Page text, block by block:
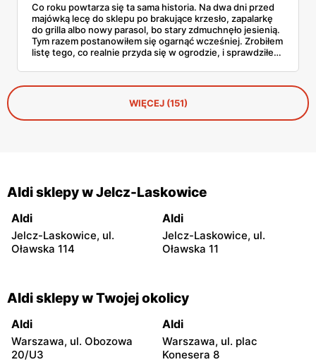
Co roku powtarza się ta sama historia. Na dwa dni przed
majówką lecę do sklepu po brakujące krzesło, zapalarkę
do grilla albo nowy parasol, bo stary zdmuchnęło jesienią.
Tym razem postanowiłem się ogarnąć wcześniej. Zrobiłem
listę tego, co realnie przyda się w ogrodzie, i sprawdziłem
WIĘCEJ (151)
Aldi sklepy w Jelcz-Laskowice
Aldi
Jelcz-Laskowice, ul.
Oławska 114
Aldi
Jelcz-Laskowice, ul.
Oławska 11
Aldi sklepy w Twojej okolicy
Aldi
Warszawa, ul. Obozowa
20/U3
Aldi
Warszawa, ul. plac
Konesera 8